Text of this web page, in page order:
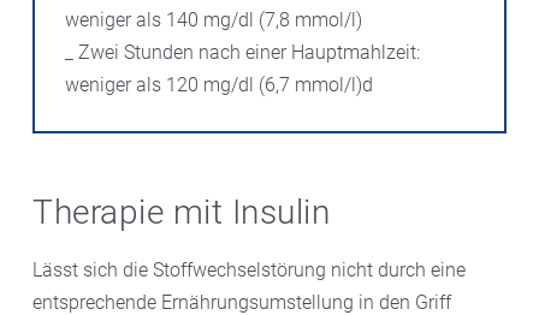
weniger als 140 mg/dl (7,8 mmol/l)
_ Zwei Stunden nach einer Hauptmahlzeit:
weniger als 120 mg/dl (6,7 mmol/l)d
Therapie mit Insulin
Lässt sich die Stoffwechselstörung nicht durch eine
entsprechende Ernährungsumstellung in den Griff